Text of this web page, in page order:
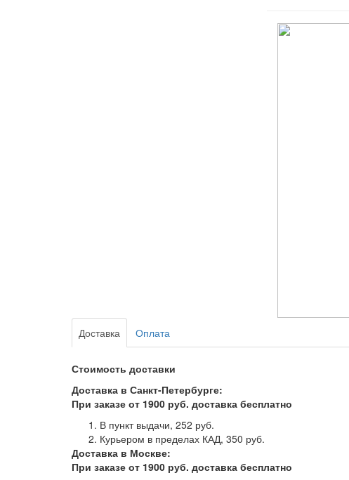
Доставка Оплата
Стоимость доставки
Доставка в Санкт-Петербурге:
При заказе от 1900 руб. доставка бесплатно
В пункт выдачи, 252 руб. ­­
Курьером в пределах КАД, 350 руб.
Доставка в Москве:
При заказе от 1900 руб. доставка бесплатно